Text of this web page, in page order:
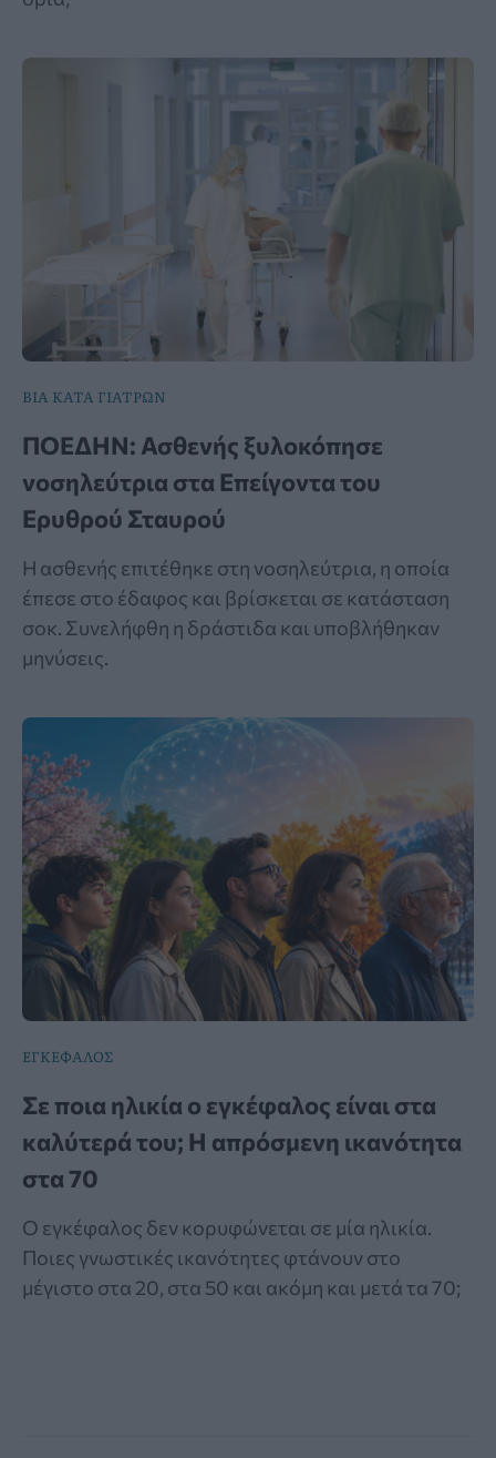
ΒΙΑ ΚΑΤΑ ΓΙΑΤΡΩΝ
ΠΟΕΔΗΝ: Ασθενής ξυλοκόπησε
νοσηλεύτρια στα Επείγοντα του
Ερυθρού Σταυρού
Η ασθενής επιτέθηκε στη νοσηλεύτρια, η οποία
έπεσε στο έδαφος και βρίσκεται σε κατάσταση
σοκ. Συνελήφθη η δράστιδα και υποβλήθηκαν
μηνύσεις.
ΕΓΚΕΦΑΛΟΣ
Σε ποια ηλικία ο εγκέφαλος είναι στα
καλύτερά του; Η απρόσμενη ικανότητα
στα 70
Ο εγκέφαλος δεν κορυφώνεται σε μία ηλικία.
Ποιες γνωστικές ικανότητες φτάνουν στο
μέγιστο στα 20, στα 50 και ακόμη και μετά τα 70;